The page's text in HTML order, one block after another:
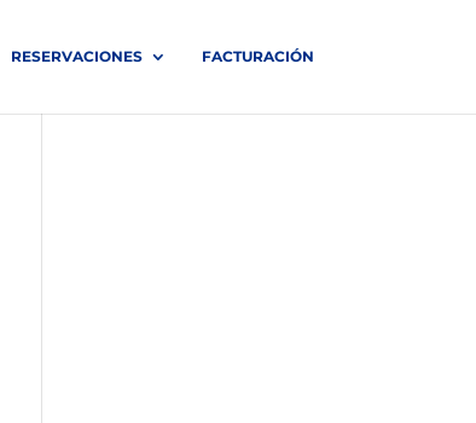
RESERVACIONES FACTURACIÓN